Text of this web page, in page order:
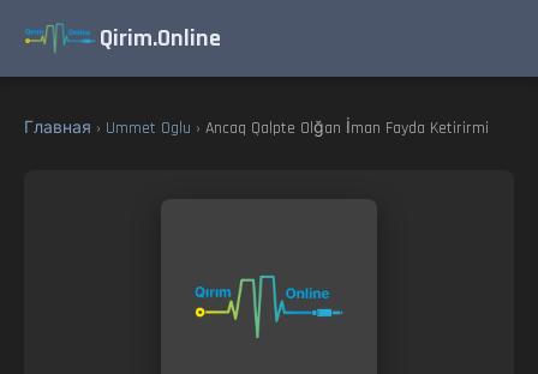
Qirim.Online
Главная › Ummet Oglu › Ancaq Qalpte Olğan İman Fayda Ketirirmi